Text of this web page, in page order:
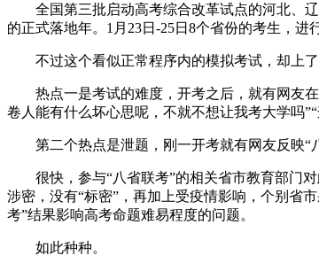
全国第三批启动高考综合改革试点的河北、辽
的正式落地年。1月23日-25日8个省份的考生，进
不过这个看似正常程序内的模拟考试，却上了
热点一是考试的难度，开考之后，就有网友在
卷人能有什么坏心思呢，不就不想让我考大学吗
第二个热点是泄题，刚一开考就有网友反映“八
很快，参与“八省联考”的相关省市教育部门对
涉密，没有“标密”，再加上受疫情影响，个别省
考”结果影响高考命题难易程度的问题。
如此种种。